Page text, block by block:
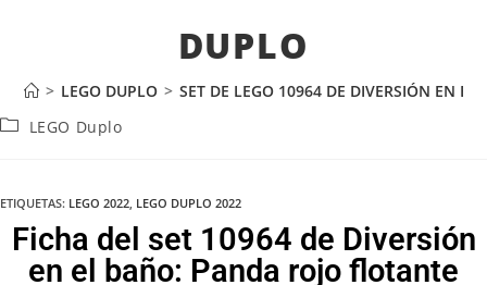
DUPLO
> LEGO DUPLO > SET DE LEGO 10964 DE DIVERSIÓN EN
LEGO Duplo
ETIQUETAS: LEGO 2022, LEGO DUPLO 2022
Ficha del set 10964 de Diversión
en el baño: Panda rojo flotante